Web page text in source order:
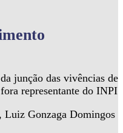
junção das vivências de
representante do INPI
Luiz Gonzaga Domingos